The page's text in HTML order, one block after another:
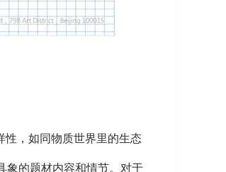
性，如同物质世界里的生态
象的题材内容和情节。对于